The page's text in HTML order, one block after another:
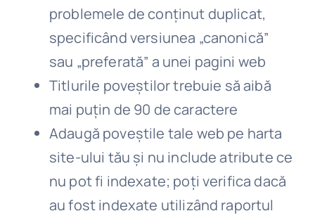
problemele de conținut duplicat,
specificând versiunea „canonică”
sau „preferată” a unei pagini web
Titlurile poveștilor trebuie să aibă
mai puțin de 90 de caractere
Adaugă poveștile tale web pe harta
site-ului tău și nu include atribute ce
nu pot fi indexate; poți verifica dacă
au fost indexate utilizând raportul